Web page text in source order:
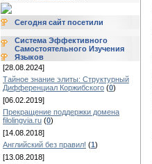
Сегодня сайт посетили
Система Эффективного
Самостоятельного Изучения
Языков
[28.08.2024]
Тайное знание элиты: Структурный
Дифференциал Коржибского (0)
[06.02.2019]
Прекращение поддержки домена
filolingvia.ru (0)
[14.08.2018]
Английский без правил! (1)
[13.08.2018]